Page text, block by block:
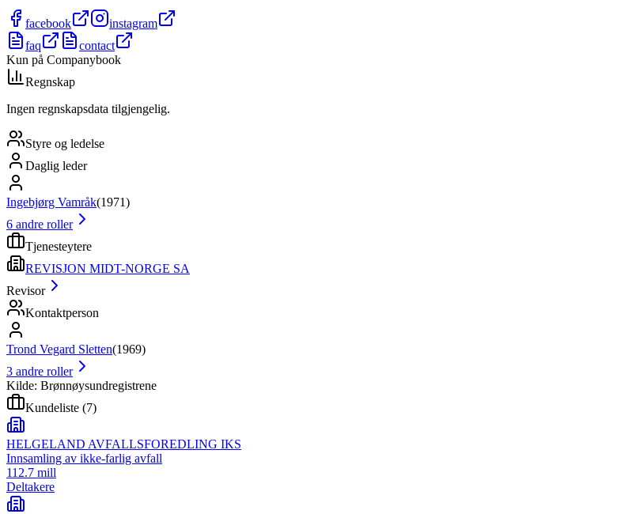
facebook
instagram
faq
contact
Kun på Companybook
Regnskap
Ingen regnskapsdata tilgjengelig.
Styre og ledelse
Daglig leder
Ingebjørg Vamråk(1971)
6 andre roller
Tjenesteytere
REVISJON MIDT-NORGE SA
Revisor
Kontaktperson
Trond Vegard Sletten(1969)
3 andre roller
Kilde: Brønnøysundregistrene
Kundeliste (7)
HELGELAND AVFALLSFOREDLING IKS
Innsamling av ikke-farlig avfall
112.7 mill
Deltakere